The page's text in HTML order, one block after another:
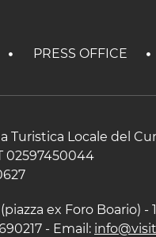
PRESS OFFICE
Turistica Locale del
02597450044
ex Foro Boario) -
- Email: